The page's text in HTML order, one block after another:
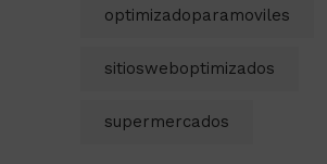
optimizadoparamoviles
sitiosweboptimizados
supermercados